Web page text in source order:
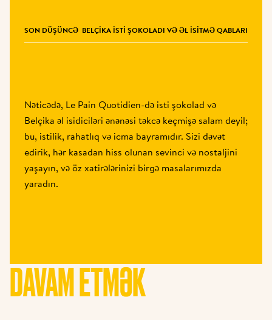
SON DÜŞÜNCƏ BELÇIKA ISTI ŞOKOLADI VƏ ƏL ISITMƏ QABLARI
Nəticədə, Le Pain Quotidien-də isti şokolad və
Belçika əl isidiciləri ənənəsi təkcə keçmişə salam deyil;
bu, istilik, rahatlıq və icma bayramıdır. Sizi dəvət
edirik, hər kasadan hiss olunan sevinci və nostaljini
yaşayın, və öz xatirələrinizi birgə masalarımızda
yaradın.
DAVAM ETMƏK